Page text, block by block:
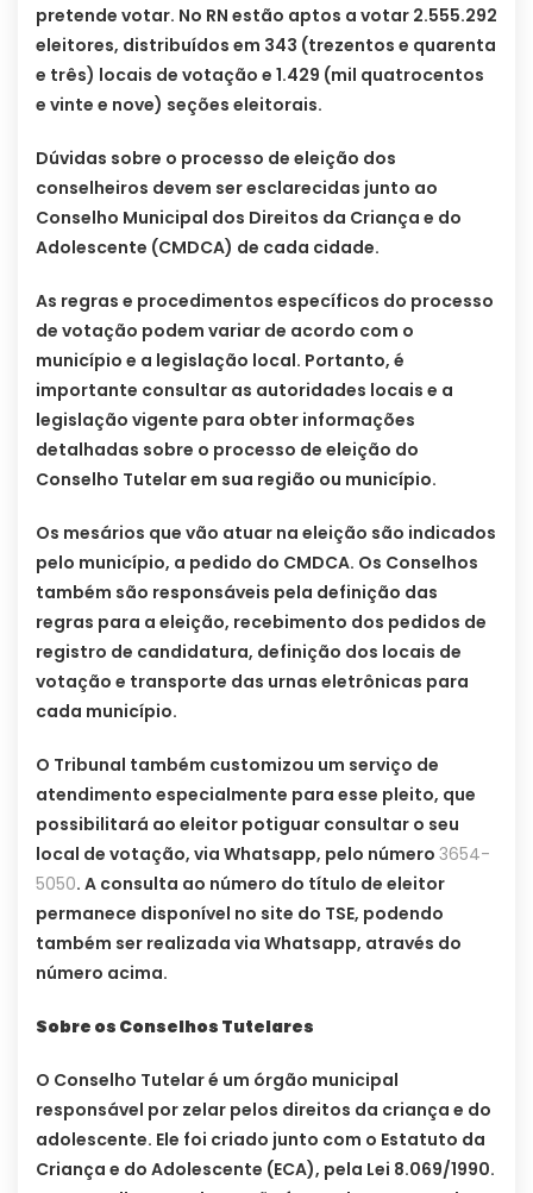
pretende votar. No RN estão aptos a votar 2.555.292
eleitores, distribuídos em 343 (trezentos e quarenta
e três) locais de votação e 1.429 (mil quatrocentos
e vinte e nove) seções eleitorais.
Dúvidas sobre o processo de eleição dos
conselheiros devem ser esclarecidas junto ao
Conselho Municipal dos Direitos da Criança e do
Adolescente (CMDCA) de cada cidade.
As regras e procedimentos específicos do processo
de votação podem variar de acordo com o
município e a legislação local. Portanto, é
importante consultar as autoridades locais e a
legislação vigente para obter informações
detalhadas sobre o processo de eleição do
Conselho Tutelar em sua região ou município.
Os mesários que vão atuar na eleição são indicados
pelo município, a pedido do CMDCA. Os Conselhos
também são responsáveis pela definição das
regras para a eleição, recebimento dos pedidos de
registro de candidatura, definição dos locais de
votação e transporte das urnas eletrônicas para
cada município.
O Tribunal também customizou um serviço de
atendimento especialmente para esse pleito, que
possibilitará ao eleitor potiguar consultar o seu
local de votação, via Whatsapp, pelo número 3654-
5050. A consulta ao número do título de eleitor
permanece disponível no site do TSE, podendo
também ser realizada via Whatsapp, através do
número acima.
Sobre os Conselhos Tutelares
O Conselho Tutelar é um órgão municipal
responsável por zelar pelos direitos da criança e do
adolescente. Ele foi criado junto com o Estatuto da
Criança e do Adolescente (ECA), pela Lei 8.069/1990.